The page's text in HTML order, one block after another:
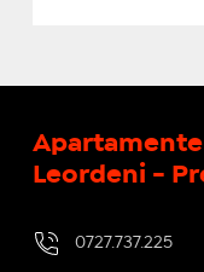
Leordeni -
0727.737.225